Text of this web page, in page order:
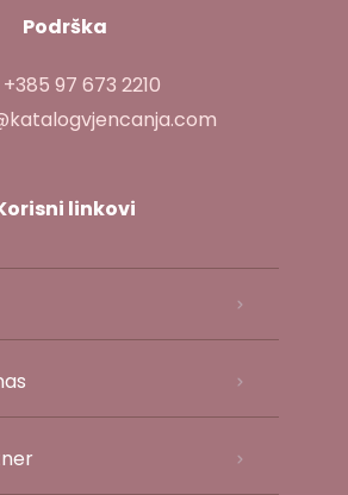
Podrška
+385 97 673 2210
linkovi